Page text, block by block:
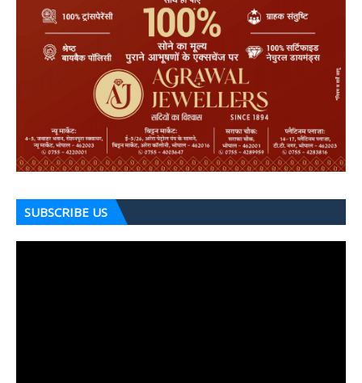
SUBSCRIBE US